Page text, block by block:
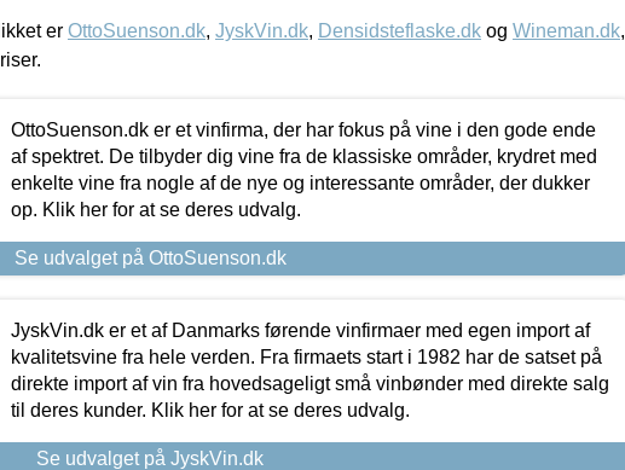
er OttoSuenson.dk, JyskVin.dk, Densidsteflaske.dk og Wineman.dk,
OttoSuenson.dk er et vinfirma, der har fokus på vine i den gode ende
af spektret. De tilbyder dig vine fra de klassiske områder, krydret med
enkelte vine fra nogle af de nye og interessante områder, der dukker
op. Klik her for at se deres udvalg.
Se udvalget på OttoSuenson.dk
JyskVin.dk er et af Danmarks førende vinfirmaer med egen import af
kvalitetsvine fra hele verden. Fra firmaets start i 1982 har de satset på
direkte import af vin fra hovedsageligt små vinbønder med direkte salg
til deres kunder. Klik her for at se deres udvalg.
Se udvalget på JyskVin.dk